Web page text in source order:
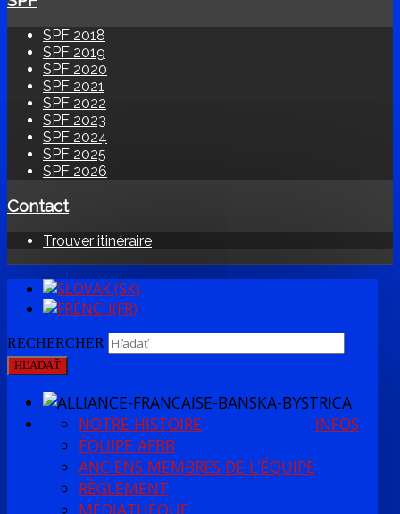
SPF 2018
SPF 2019
SPF 2020
SPF 2021
SPF 2022
SPF 2023
SPF 2024
SPF 2025
SPF 2026
Contact
Trouver itinéraire
RECHERCHER
HĽADAŤ
INFOS
NOTRE HISTOIRE
ÉQUIPE AFBB
ANCIENS MEMBRES DE L'ÉQUIPE
RÈGLEMENT
MÉDIATHÈQUE